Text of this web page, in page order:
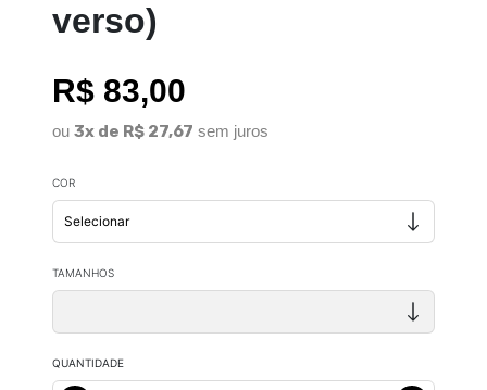
verso)
R$ 83,00
ou 3x de R$ 27,67 sem juros
COR
TAMANHOS
QUANTIDADE